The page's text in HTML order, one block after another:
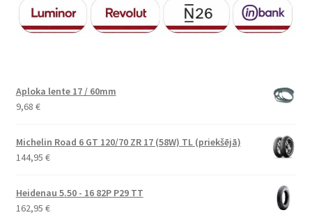
Aploka lente 17 / 60mm
9,68 €
Michelin Road 6 GT 120/70 ZR 17 (58W) TL (priekšējā)
144,95 €
Heidenau 5.50 - 16 82P P29 TT
162,95 €